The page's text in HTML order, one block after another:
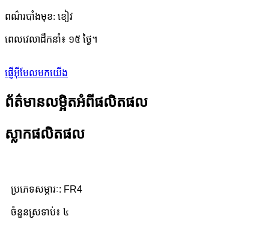
ពណ៌របាំងមុខ: ខៀវ
ពេលវេលាដឹកនាំ៖ ១៥ ថ្ងៃ។
ផ្ញើអ៊ីមែលមកយើង
ព័ត៌មានលម្អិតអំពីផលិតផល
ស្លាកផលិតផល
ប្រភេទសម្ភារៈ: FR4
ចំនួនស្រទាប់៖ ៤